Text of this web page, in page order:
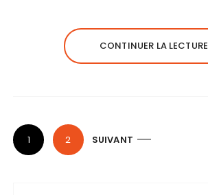
CONTINUER LA LECTURE
P
a
1 2 SUIVANT